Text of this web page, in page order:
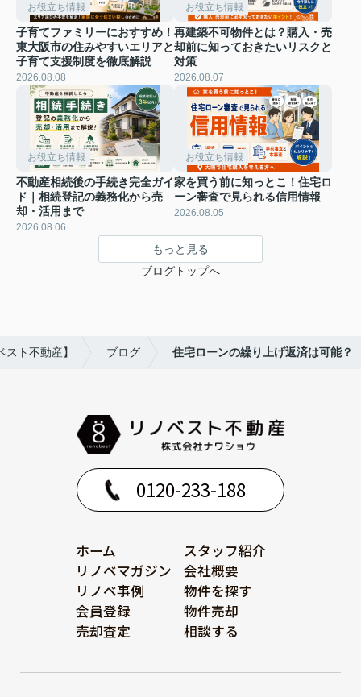
お役立ち情報
子育てファミリーにおすすめ！
東大阪市の住みやすいエリアと
子育て支援制度を徹底解説
2026.08.08
お役立ち情報
再建築不可物件とは？購入・売
却前に知っておきたいリスクと
対策
2026.08.07
お役立ち情報
不動産相続後の手続き完全ガイ
ド｜相続登記の義務化から売
却・活用まで
2026.08.06
お役立ち情報
家を買う前に知っとこ！住宅ロ
ーン審査で見られる信用情報
2026.08.05
もっと見る
ブログトップへ
ト不動産】 ブログ 住宅ローンの繰り上げ返済は可能？
0120-233-188
ホーム
スタッフ紹介
リノベマガジン
会社概要
リノベ事例
物件を探す
会員登録
物件売却
売却査定
相談する